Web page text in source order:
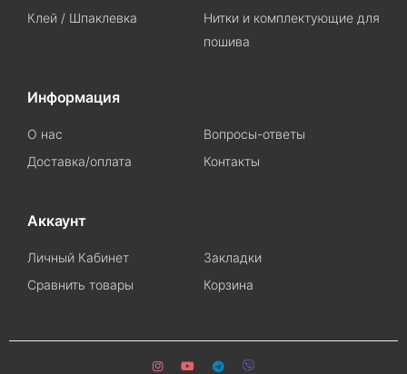
Клей / Шпаклевка
Нитки и комплектующие для
пошива
Информация
О нас
Вопросы-ответы
Доставка/оплата
Контакты
Аккаунт
Личный Кабинет
Закладки
Сравнить товары
Корзина